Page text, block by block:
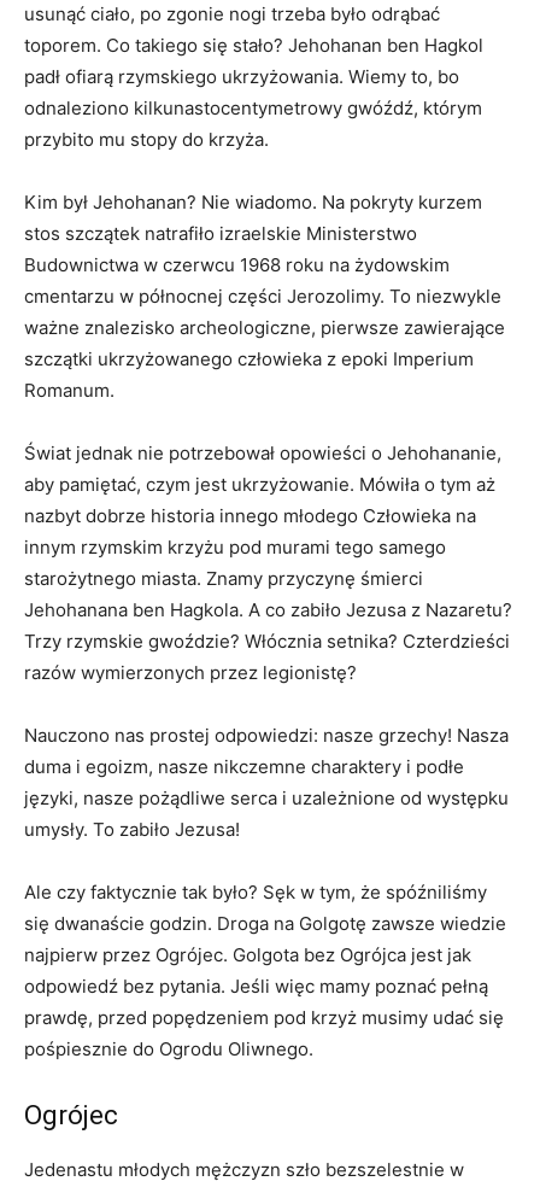
usunąć ciało, po zgonie nogi trzeba było odrąbać
toporem. Co takiego się stało? Jehohanan ben Hagkol
padł ofiarą rzymskiego ukrzyżowania. Wiemy to, bo
odnaleziono kilkunastocentymetrowy gwóźdź, którym
przybito mu stopy do krzyża.
Kim był Jehohanan? Nie wiadomo. Na pokryty kurzem
stos szczątek natrafiło izraelskie Ministerstwo
Budownictwa w czerwcu 1968 roku na żydowskim
cmentarzu w północnej części Jerozolimy. To niezwykle
ważne znalezisko archeologiczne, pierwsze zawierające
szczątki ukrzyżowanego człowieka z epoki Imperium
Romanum.
Świat jednak nie potrzebował opowieści o Jehohananie,
aby pamiętać, czym jest ukrzyżowanie. Mówiła o tym aż
nazbyt dobrze historia innego młodego Człowieka na
innym rzymskim krzyżu pod murami tego samego
starożytnego miasta. Znamy przyczynę śmierci
Jehohanana ben Hagkola. A co zabiło Jezusa z Nazaretu?
Trzy rzymskie gwoździe? Włócznia setnika? Czterdzieści
razów wymierzonych przez legionistę?
Nauczono nas prostej odpowiedzi: nasze grzechy! Nasza
duma i egoizm, nasze nikczemne charaktery i podłe
języki, nasze pożądliwe serca i uzależnione od występku
umysły. To zabiło Jezusa!
Ale czy faktycznie tak było? Sęk w tym, że spóźniliśmy
się dwanaście godzin. Droga na Golgotę zawsze wiedzie
najpierw przez Ogrójec. Golgota bez Ogrójca jest jak
odpowiedź bez pytania. Jeśli więc mamy poznać pełną
prawdę, przed popędzeniem pod krzyż musimy udać się
pośpiesznie do Ogrodu Oliwnego.
Ogrójec
Jedenastu młodych mężczyzn szło bezszelestnie w